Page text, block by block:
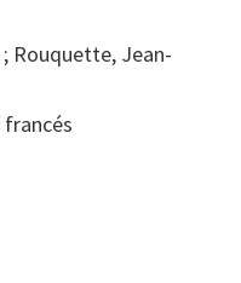
Rouquette, Jean-
francés